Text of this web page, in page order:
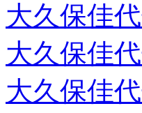
大久保佳
大久保佳
大久保佳